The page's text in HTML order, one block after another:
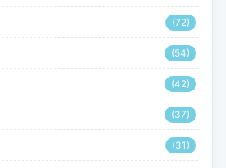
(72)
(54)
(42)
(37)
(31)